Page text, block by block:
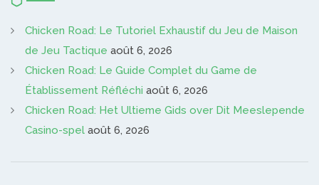
Chicken Road: Le Tutoriel Exhaustif du Jeu de Maison
de Jeu Tactique août 6, 2026
Chicken Road: Le Guide Complet du Game de
Établissement Réfléchi août 6, 2026
Chicken Road: Het Ultieme Gids over Dit Meeslepende
Casino-spel août 6, 2026